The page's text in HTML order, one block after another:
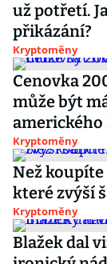
už potřetí.
přikázání?
Kryptoměny
Cenovka
může být
amerického
Kryptoměny
Než
které zvýší
Kryptoměny
Blažek dal